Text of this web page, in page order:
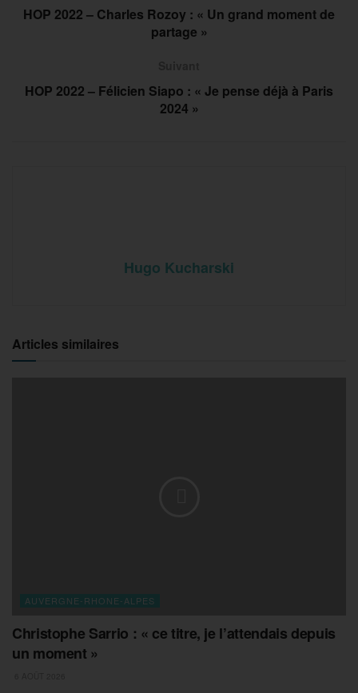
HOP 2022 – Charles Rozoy : « Un grand moment de
partage »
HOP 2022 – Félicien Siapo : « Je pense déjà à Paris
2024 »
Hugo Kucharski
Articles similaires
AUVERGNE-RHONE-ALPES
Christophe Sarrio : « ce titre, je l’attendais depuis
un moment »